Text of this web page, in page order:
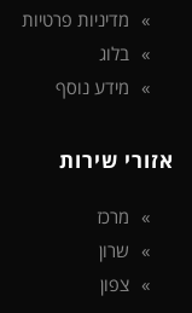
מדיניות פרטיות
בלוג
מידע נוסף
אזורי שירות
מרכז
שרון
צפון